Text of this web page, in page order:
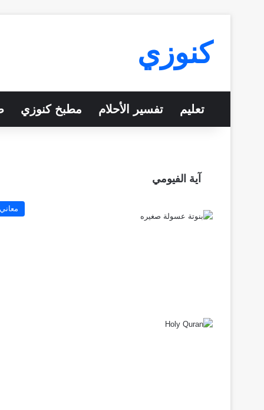
كنوزي
تعليم تفسير الأحلام مطبخ كنوزي
آية الفيومي